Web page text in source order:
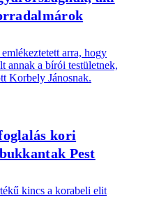
arra, hogy
annak a bírói testületnek,
Korbely Jánosnak.
kori
Pest
kincs a korabeli elit